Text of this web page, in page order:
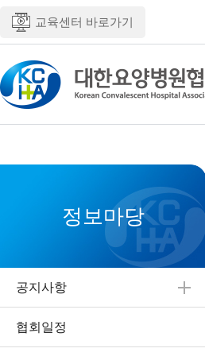
교육센터 바로가기
정보마당
공지사항
협회일정